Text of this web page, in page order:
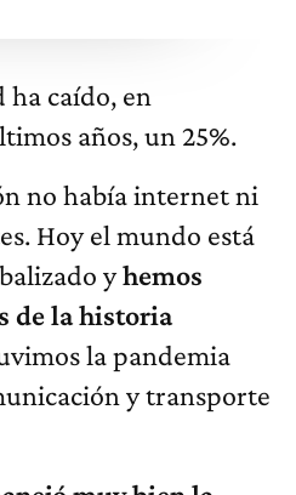
ha caído, en
años, un 25%.
no había internet ni
Hoy el mundo está
yhemos
de la historia
la pandemia
y transporte